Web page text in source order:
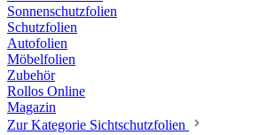
Sonnenschutzfolien
Schutzfolien
Autofolien
Möbelfolien
Zubehör
Rollos Online
Magazin
Zur Kategorie Sichtschutzfolien